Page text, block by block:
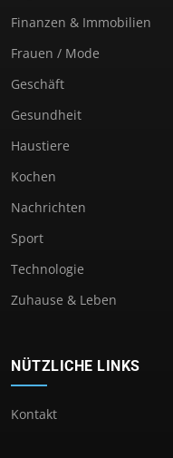
Finanzen & Immobilien
Frauen / Mode
Geschäft
Gesundheit
Haustiere
Kochen
Nachrichten
Sport
Technologie
Zuhause & Leben
NÜTZLICHE LINKS
Kontakt